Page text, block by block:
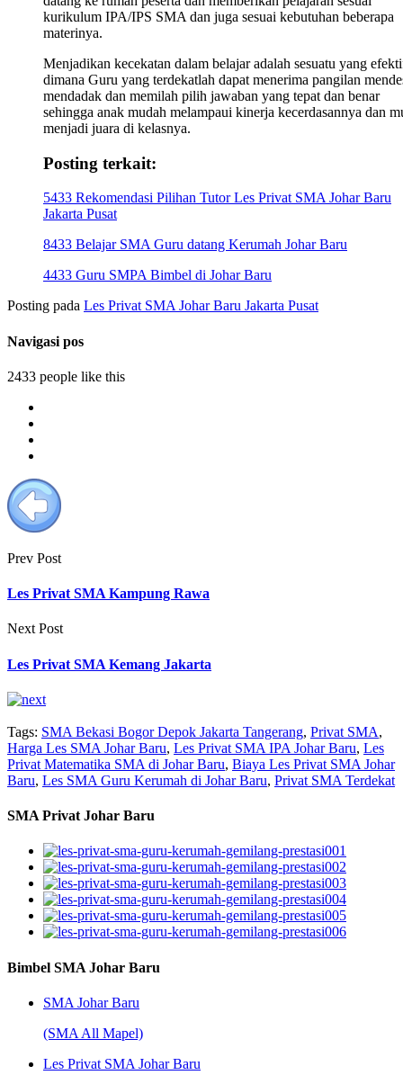
kurikulum IPA/IPS SMA dan juga sesuai kebutuhan beberapa
materinya.
Menjadikan kecekatan dalam belajar adalah sesuatu yang
dimana Guru yang terdekatlah dapat menerima pangilan
mendadak dan memilah pilih jawaban yang tepat dan benar
sehingga anak mudah melampaui kinerja kecerdasannya dan
menjadi juara di kelasnya.
Posting terkait:
5433 Rekomendasi Pilihan Tutor Les Privat SMA Johar Baru
Jakarta Pusat
8433 Belajar SMA Guru datang Kerumah Johar Baru
4433 Guru SMPA Bimbel di Johar Baru
Posting pada Les Privat SMA Johar Baru Jakarta Pusat
Navigasi pos
2433 people like this
Prev Post
Les Privat SMA Kampung Rawa
Next Post
Les Privat SMA Kemang Jakarta
Tags: SMA Bekasi Bogor Depok Jakarta Tangerang, Privat SMA,
Harga Les SMA Johar Baru, Les Privat SMA IPA Johar Baru, Les
Privat Matematika SMA di Johar Baru, Biaya Les Privat SMA Johar
Baru, Les SMA Guru Kerumah di Johar Baru, Privat SMA Terdekat
SMA Privat Johar Baru
Bimbel SMA Johar Baru
SMA Johar Baru
(SMA All Mapel)
Les Privat SMA Johar Baru